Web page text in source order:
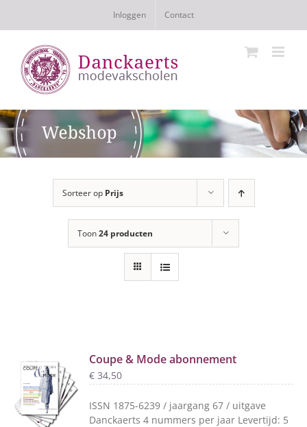
Inloggen Contact
Sorteer op Prijs
Toon24 producten
Coupe & Mode abonnement
€ 34,50
ISSN 1875-6239 / jaargang 67 / uitgave
Danckaerts 4 nummers per jaar Levertijd: 5